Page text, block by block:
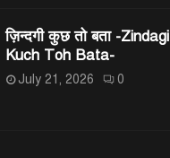
ज़िन्दगी कुछ तो बता -Zindagi
Kuch Toh Bata-
July 21, 2026 0